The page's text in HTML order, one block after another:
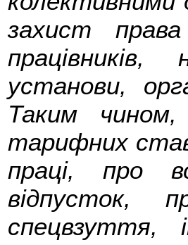
захист
установи,
Таким
тарифних
праці, про
відпусток,
спецвзуття,